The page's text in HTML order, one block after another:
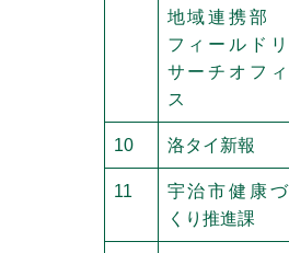
地域連携部
フィールドリ
サーチオフィ
ス
10 洛タイ新報
11
宇治市健康づ
くり推進課